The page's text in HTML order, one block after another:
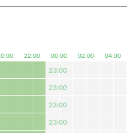
22:00 00:00 02:00 04:00
23:00
23:00
23:00
23:00